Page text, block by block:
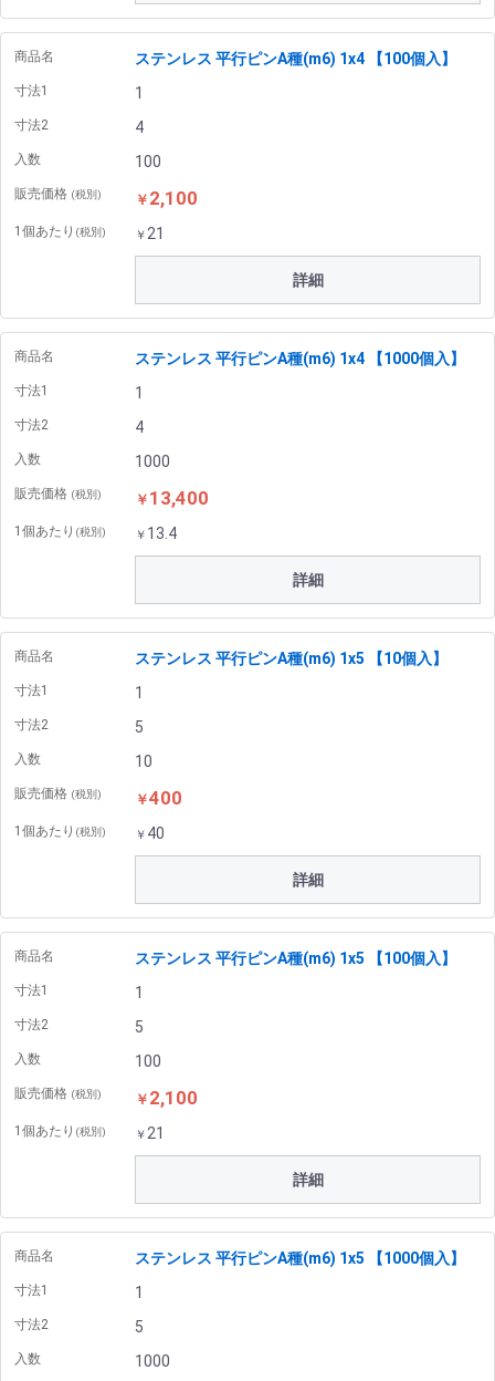
商品名 ステンレス 平行ピンA種(m6) 1x4 【100個入】
寸法1 1
寸法2 4
入数 100
販売価格 (税別) ￥ 2,100
1個あたり (税別) ￥21
詳細
商品名 ステンレス 平行ピンA種(m6) 1x4 【1000個入】
寸法1 1
寸法2 4
入数 1000
販売価格 (税別) ￥ 13,400
1個あたり (税別) ￥ 13.4
詳細
商品名 ステンレス 平行ピンA種(m6) 1x5 【10個入】
寸法1 1
寸法2 5
入数 10
販売価格 (税別) ￥400
1個あたり (税別) ￥ 40
詳細
商品名 ステンレス 平行ピンA種(m6) 1x5 【100個入】
寸法1 1
寸法2 5
入数 100
販売価格 (税別) ￥ 2,100
1個あたり (税別) ￥21
詳細
商品名 ステンレス 平行ピンA種(m6) 1x5 【1000個入】
寸法1 1
寸法2 5
入数 1000